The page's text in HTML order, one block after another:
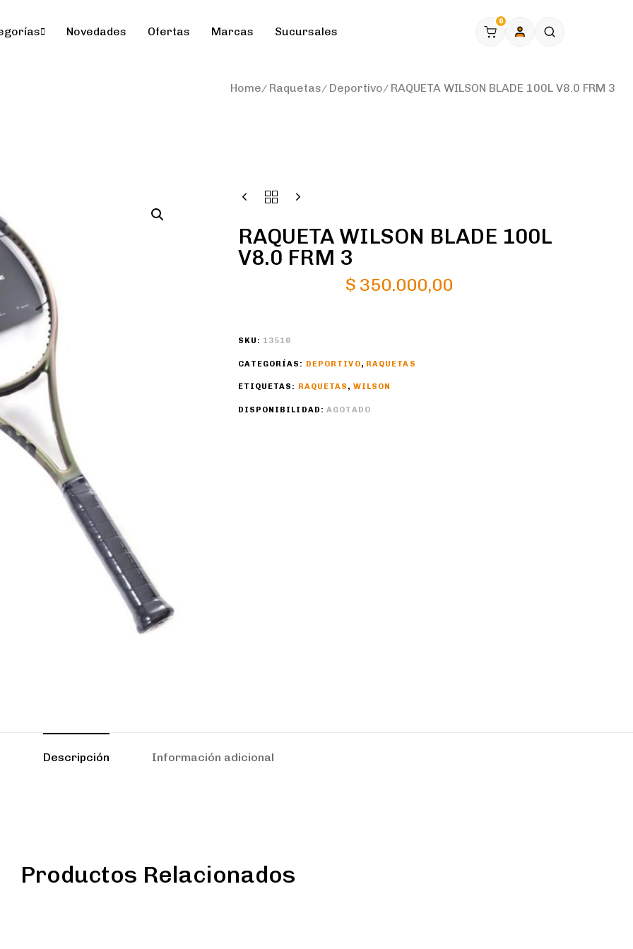
Novedades Ofertas Marcas Sucursales
0
Home Raquetas Deportivo RAQUETA WILSON BLADE 100L V8.0 FRM 3
RAQUETA WILSON BLADE 100L
V8.0 FRM 3
$ 350.000,00
SKU: 13516
CATEGORÍAS: DEPORTIVO, RAQUETAS
ETIQUETAS: RAQUETAS , WILSON
DISPONIBILIDAD:AGOTADO
Descripción Información adicional
Productos Relacionados